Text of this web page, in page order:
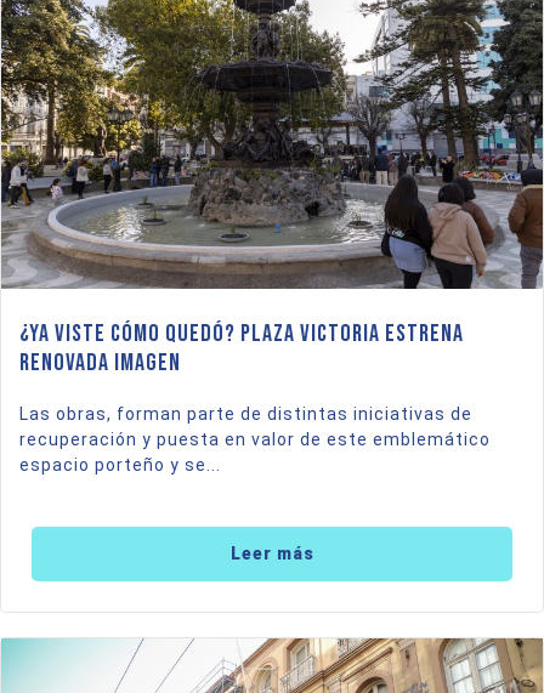
¿Ya viste cómo quedó? Plaza Victoria estrena
renovada imagen
Las obras, forman parte de distintas iniciativas de
recuperación y puesta en valor de este emblemático
espacio porteño y se...
Leer más